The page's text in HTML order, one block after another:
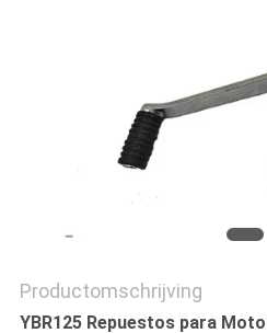
Productomschrijving
YBR125 Repuestos para